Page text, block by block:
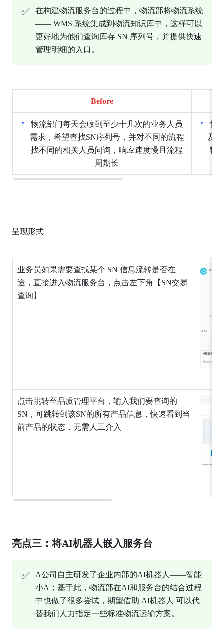
✅
在构建物流服务台的过程中，物流部将物流系统
—— WMS 系统集成到物流知识库中，这样可以
更好地为他们查询库存 SN 序列号，并提供快速
管理明细的入口。
Before
物流部门每天会收到至少十几次的业务人员
需求，希望查找SN序列号，并对不同的流程
找不同的相关人员问询，响应速度慢且流程
周期长
快
及
物
呈现形式
业务员如果需要查找某个 SN 信息流转是否在
途，直接进入物流服务台，点击左下角【SN交易
查询】
点击跳转至品质管理平台，输入我们要查询的
SN，可跳转到该SN的所有产品信息，快速看到当
前产品的状态，无需人工介入
亮点三：将AI机器人嵌入服务台
✅
A公司自主研发了企业内部的AI机器人——智能
小A；基于此，物流部在AI和服务台的结合过程
中也做了很多尝试，期望借助 AI机器人 可以代
替我们人力指定一些标准物流运输方案。